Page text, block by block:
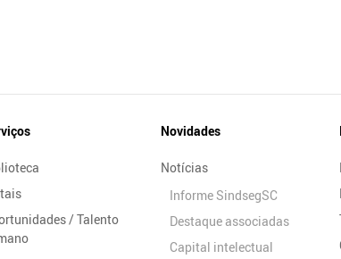
/ Talento
Novidades
Notícias
Informe SindsegSC
Destaque associadas
Capital intelectual